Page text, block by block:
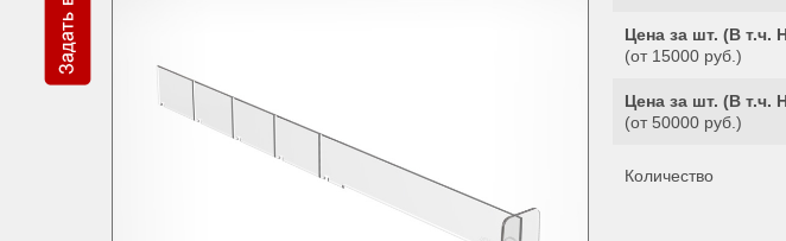
Цена за шт. (В т.ч.
(от 15000 руб.)
Цена за шт. (В т.ч.
(от 50000 руб.)
Количество